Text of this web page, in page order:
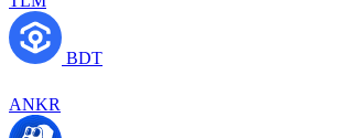
BDT
ANKR